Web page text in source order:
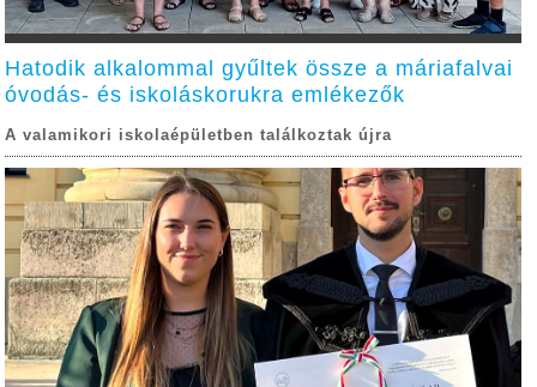
Hatodik alkalommal gyűltek össze a máriafalvai
óvodás- és iskoláskorukra emlékezők
A valamikori iskolaépületben találkoztak újra